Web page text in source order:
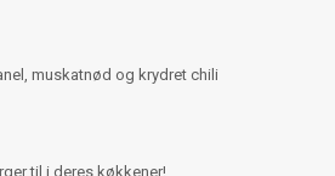
muskatnød og krydret chili
til i deres køkkener!